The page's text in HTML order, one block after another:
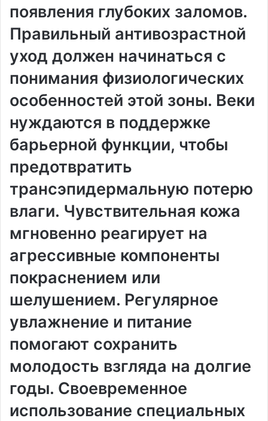
появления глубоких заломов.
Правильный антивозрастной
уход должен начинаться с
понимания физиологических
особенностей этой зоны. Веки
нуждаются в поддержке
барьерной функции, чтобы
предотвратить
трансэпидермальную потерю
влаги. Чувствительная кожа
мгновенно реагирует на
агрессивные компоненты
покраснением или
шелушением. Регулярное
увлажнение и питание
помогают сохранить
молодость взгляда на долгие
годы. Своевременное
использование специальных